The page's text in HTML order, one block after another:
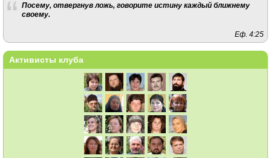
Посему, отвергнув ложь, говорите истину каждый ближнему
своему.
Еф. 4:25
Активисты клуба